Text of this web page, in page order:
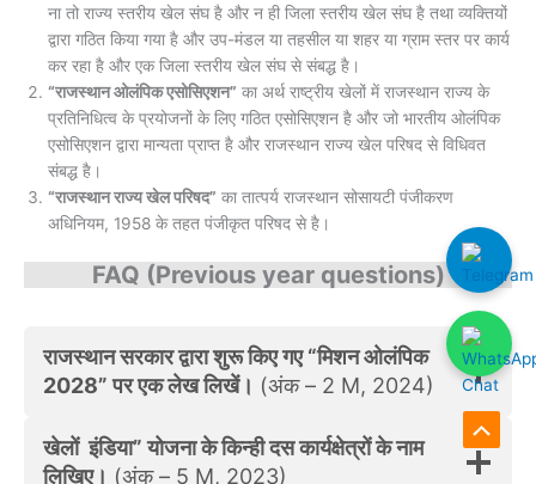
ना तो राज्य स्तरीय खेल संघ है और न ही जिला स्तरीय खेल संघ है तथा व्यक्तियों
द्वारा गठित किया गया है और उप-मंडल या तहसील या शहर या ग्राम स्तर पर कार्य
कर रहा है और एक जिला स्तरीय खेल संघ से संबद्ध है।
“राजस्थान ओलंपिक एसोसिएशन” का अर्थ राष्ट्रीय खेलों में राजस्थान राज्य के
प्रतिनिधित्व के प्रयोजनों के लिए गठित एसोसिएशन है और जो भारतीय ओलंपिक
एसोसिएशन द्वारा मान्यता प्राप्त है और राजस्थान राज्य खेल परिषद से विधिवत
संबद्ध है।
“राजस्थान राज्य खेल परिषद” का तात्पर्य राजस्थान सोसायटी पंजीकरण
अधिनियम, 1958 के तहत पंजीकृत परिषद से है।
FAQ (Previous year questions)
राजस्थान सरकार द्वारा शुरू किए गए “मिशन ओलंपिक
2028” पर एक लेख लिखें। (अंक – 2 M, 2024)
खेलों इंडिया” योजना के किन्ही दस कार्यक्षेत्रों के नाम
लिखिए। (अंक – 5 M, 2023)
Scroll